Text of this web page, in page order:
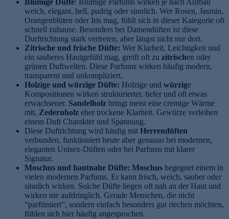
Blumige Düfte: Blumige Parfums wirken je nach Aufbau
weich, elegant, hell, pudrig oder sinnlich. Wer Rosen, Jasmin,
Orangenblüten oder Iris mag, fühlt sich in dieser Kategorie oft
schnell zuhause. Besonders bei Damendüften ist diese
Durftrichtung stark vertreten, aber längst nicht nur dort.
Zitrische und frische Düfte: Wer Klarheit, Leichtigkeit und
ein sauberes Hautgefühl mag, greift oft zu zitrischen oder
grünen Duftwelten. Diese Parfums wirken häufig modern,
transparent und unkompliziert.
Holzige und würzige Düfte: Holzige und würzige
Kompositionen wirken strukturierter, tiefer und oft etwas
erwachsener. Sandelholz bringt meist eine cremige Wärme
mit, Zedernholz eher trockene Klarheit. Gewürze verleihen
einem Duft Charakter und Spannung.
Diese Duftrichtung wird häufig mit Herrendüften
verbunden, funktioniert heute aber genauso bei modernen,
eleganten Unisex-Düften oder bei Parfums mit klarer
Signatur.
Moschus und hautnahe Düfte: Moschus begegnet einem in
vielen modernen Parfums. Er kann frisch, weich, sauber oder
sinnlich wirken. Solche Düfte liegen oft nah an der Haut und
wirken nie aufdringlich. Gerade Menschen, die nicht
“parfümiert”, sondern einfach besonders gut riechen möchten,
fühlen sich hier häufig angesprochen.